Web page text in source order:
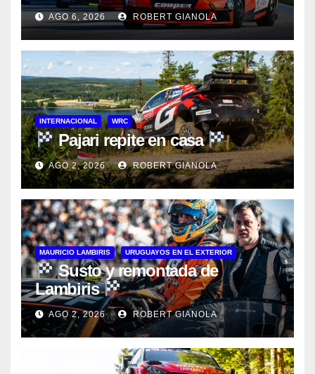
AGO 6, 2026 ROBERT GIANOLA
INTERNACIONAL WRC
Pajari repite en casa
AGO 2, 2026 ROBERT GIANOLA
MAURICIO LAMBIRIS URUGUAYOS EN EL EXTERIOR
Susto y remontada de
Lambiris
AGO 2, 2026 ROBERT GIANOLA